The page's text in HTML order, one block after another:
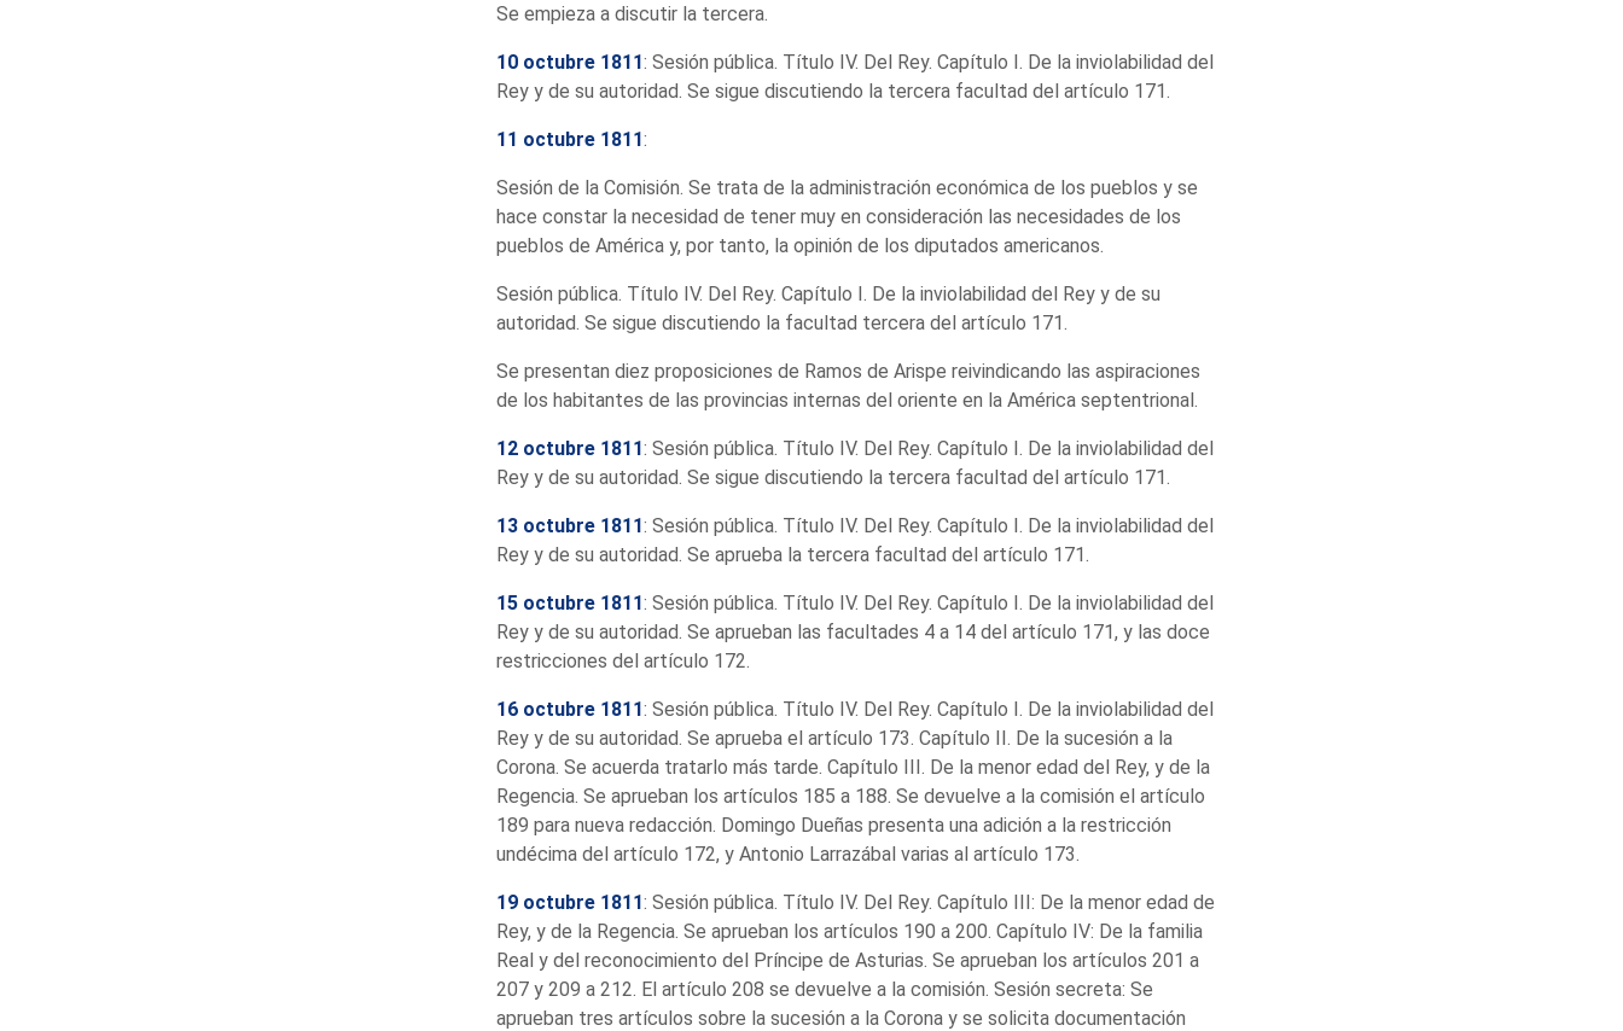
Se empieza a discutir la tercera.
10 octubre 1811: Sesión pública. Título IV. Del Rey. Capítulo I. De la inviolabilidad del
Rey y de su autoridad. Se sigue discutiendo la tercera facultad del artículo 171.
11 octubre 1811:
Sesión de la Comisión. Se trata de la administración económica de los pueblos y se
hace constar la necesidad de tener muy en consideración las necesidades de los
pueblos de América y, por tanto, la opinión de los diputados americanos.
Sesión pública. Título IV. Del Rey. Capítulo I. De la inviolabilidad del Rey y de su
autoridad. Se sigue discutiendo la facultad tercera del artículo 171.
Se presentan diez proposiciones de Ramos de Arispe reivindicando las aspiraciones
de los habitantes de las provincias internas del oriente en la América septentrional.
12 octubre 1811: Sesión pública. Título IV. Del Rey. Capítulo I. De la inviolabilidad del
Rey y de su autoridad. Se sigue discutiendo la tercera facultad del artículo 171.
13 octubre 1811: Sesión pública. Título IV. Del Rey. Capítulo I. De la inviolabilidad del
Rey y de su autoridad. Se aprueba la tercera facultad del artículo 171.
15 octubre 1811: Sesión pública. Título IV. Del Rey. Capítulo I. De la inviolabilidad del
Rey y de su autoridad. Se aprueban las facultades 4 a 14 del artículo 171, y las doce
restricciones del artículo 172.
16 octubre 1811: Sesión pública. Título IV. Del Rey. Capítulo I. De la inviolabilidad del
Rey y de su autoridad. Se aprueba el artículo 173. Capítulo II. De la sucesión a la
Corona. Se acuerda tratarlo más tarde. Capítulo III. De la menor edad del Rey, y de la
Regencia. Se aprueban los artículos 185 a 188. Se devuelve a la comisión el artículo
189 para nueva redacción. Domingo Dueñas presenta una adición a la restricción
undécima del artículo 172, y Antonio Larrazábal varias al artículo 173.
19 octubre 1811: Sesión pública. Título IV. Del Rey. Capítulo III: De la menor edad de
Rey, y de la Regencia. Se aprueban los artículos 190 a 200. Capítulo IV: De la familia
Real y del reconocimiento del Príncipe de Asturias. Se aprueban los artículos 201 a
207 y 209 a 212. El artículo 208 se devuelve a la comisión. Sesión secreta: Se
aprueban tres artículos sobre la sucesión a la Corona y se solicita documentación